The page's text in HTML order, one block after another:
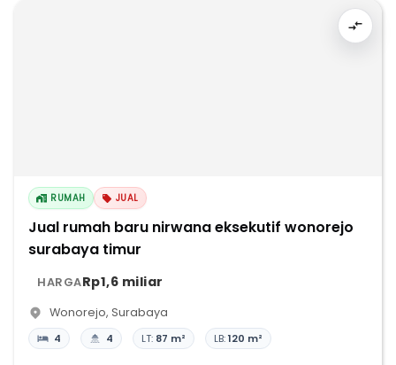
RUMAH JUAL
Jual rumah baru nirwana eksekutif wonorejo
surabaya timur
HARGARp1,6 miliar
Wonorejo, Surabaya
4 4 LT: 87 m² LB:120 m²